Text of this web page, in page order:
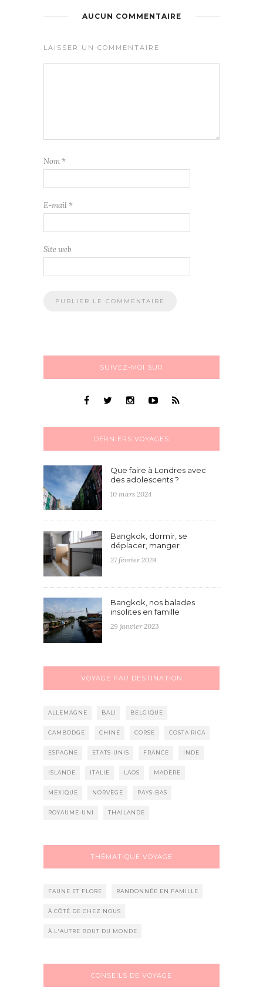
AUCUN COMMENTAIRE
LAISSER UN COMMENTAIRE
Nom *
E-mail *
Site web
SUIVEZ-MOI SUR
DERNIERS VOYAGES
Que faire à Londres avec
des adolescents ?
10 mars 2024
Bangkok, dormir, se
déplacer, manger
27 février 2024
Bangkok, nos balades
insolites en famille
29 janvier 2023
VOYAGE PAR DESTINATION
ALLEMAGNE BALI BELGIQUE
CAMBODGE CHINE CORSE COSTA RICA
ESPAGNE ETATS-UNIS FRANCE INDE
ISLANDE ITALIE LAOS MADÈRE
MEXIQUE NORVÈGE PAYS-BAS
ROYAUME-UNI THAÏLANDE
THÉMATIQUE VOYAGE
FAUNE ET FLORE RANDONNÉE EN FAMILLE
À CÔTÉ DE CHEZ NOUS
À L'AUTRE BOUT DU MONDE
CONSEILS DE VOYAGE